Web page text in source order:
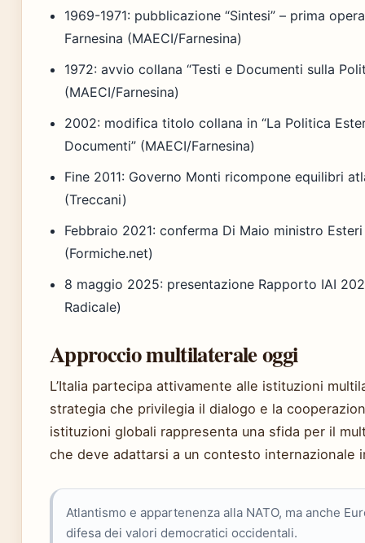
1969-1971: pubblicazione “Sintesi” – prima
Farnesina (MAECI/Farnesina)
1972: avvio collana “Testi e Documenti sulla
(MAECI/Farnesina)
2002: modifica titolo collana in “La Politica
Documenti” (MAECI/Farnesina)
Fine 2011: Governo Monti ricompone equilibri
(Treccani)
Febbraio 2021: conferma Di Maio ministro
(Formiche.net)
8 maggio 2025: presentazione Rapporto IAI
Radicale)
Approccio multilaterale oggi
L’Italia partecipa attivamente alle istituzioni
strategia che privilegia il dialogo e la
istituzioni globali rappresenta una sfida per il
che deve adattarsi a un contesto internazionale
Atlantismo e appartenenza alla NATO, ma anche
difesa dei valori democratici occidentali.